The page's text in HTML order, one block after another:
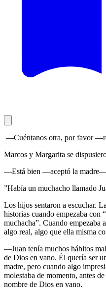
—Cuéntanos otra, por favor
Marcos y Margarita se
—Está bien —aceptó la madre—.
”Había un muchacho llamado
Los hijos sentaron a escuchar.
historias cuando empezaba con
muchacha”. Cuando empezaba
algo real, algo que ella misma
—Juan tenía muchos hábitos
de Dios en vano. Él quería ser
madre, pero cuando algo
molestaba de momento, antes
nombre de Dios en vano.